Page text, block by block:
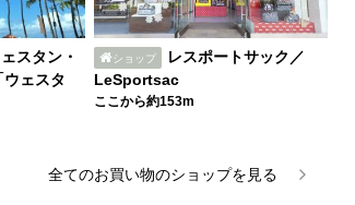
スタン・
ェスタ
ショップ
レスポートサック／
LeSportsac
ここから約153m
全てのお買い物のショップを見る